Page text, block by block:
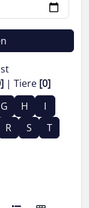
Tiere [0]
G H
I
R S
T